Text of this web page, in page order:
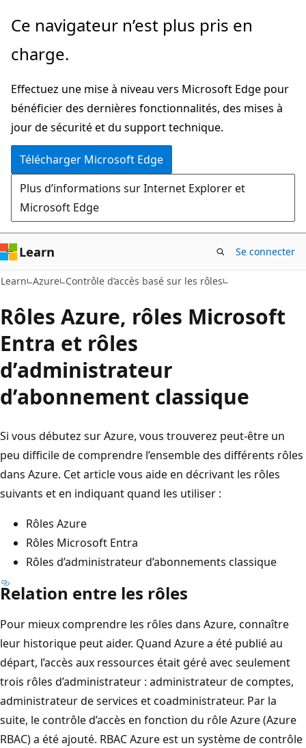
Passer
contenu
Ce navigateur n’est plus pris en
charge.
Effectuez une mise à niveau vers Microsoft Edge pour
bénéficier des dernières fonctionnalités, des mises à
jour de sécurité et du support technique.
Télécharger Microsoft Edge
Plus d’informations sur Internet Explorer et
Microsoft Edge
Learn Se connecter
Learn Azure Contrôle d’accès basé sur les rôles
Rôles Azure, rôles Microsoft
Entra et rôles
d’administrateur
d’abonnement classique
Si vous débutez sur Azure, vous trouverez peut-être un
peu difficile de comprendre l’ensemble des différents rôles
dans Azure. Cet article vous aide en décrivant les rôles
suivants et en indiquant quand les utiliser :
Rôles Azure
Rôles Microsoft Entra
Rôles d’administrateur d’abonnements classique
Relation entre les rôles
Pour mieux comprendre les rôles dans Azure, connaître
leur historique peut aider. Quand Azure a été publié au
départ, l’accès aux ressources était géré avec seulement
trois rôles d’administrateur : administrateur de comptes,
administrateur de services et coadministrateur. Par la
suite, le contrôle d’accès en fonction du rôle Azure (Azure
RBAC) a été ajouté. RBAC Azure est un système de contrôle